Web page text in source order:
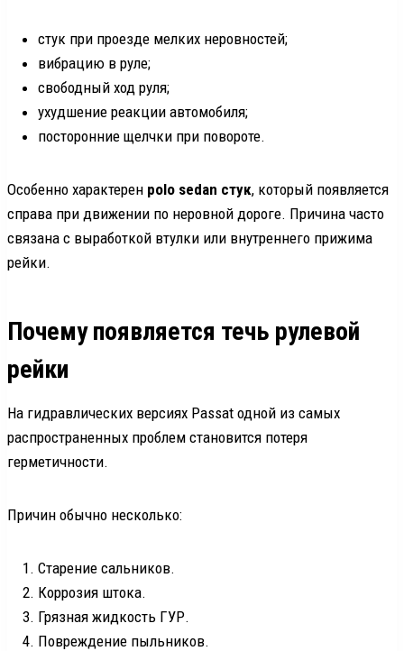
стук при проезде мелких неровностей;
вибрацию в руле;
свободный ход руля;
ухудшение реакции автомобиля;
посторонние щелчки при повороте.
Особенно характерен polo sedan стук, который появляется
справа при движении по неровной дороге. Причина часто
связана с выработкой втулки или внутреннего прижима
рейки.
Почему появляется течь рулевой
рейки
На гидравлических версиях Passat одной из самых
распространенных проблем становится потеря
герметичности.
Причин обычно несколько:
Старение сальников.
Коррозия штока.
Грязная жидкость ГУР.
Повреждение пыльников.